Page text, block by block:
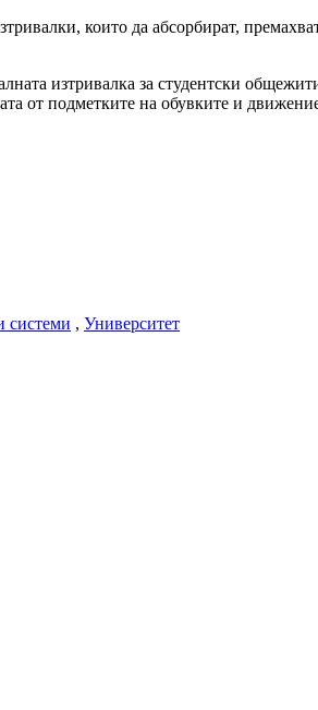
които да абсорбират,
изтривалка за студентски
от подметките на обувките и
системи , Университет